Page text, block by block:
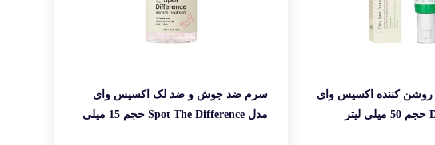
کننده اکسیس وای
سرم ضد جوش و ضد لک اکسیس وای
مدل Spot The Difference حجم 15 میلی